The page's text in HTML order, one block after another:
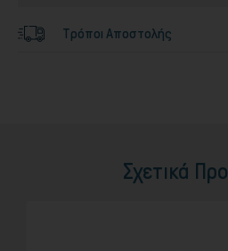
Τρόποι Αποστολής
Σχετικά